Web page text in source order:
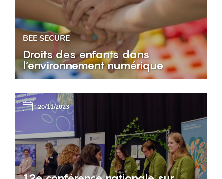
BEE SECURE
Droits des enfants dans
l’environnement numérique
20/11/2023